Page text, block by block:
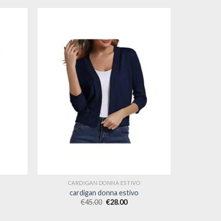
CARDIGAN DONNA ESTIVO
cardigan donna estivo
€45.00 €28.00